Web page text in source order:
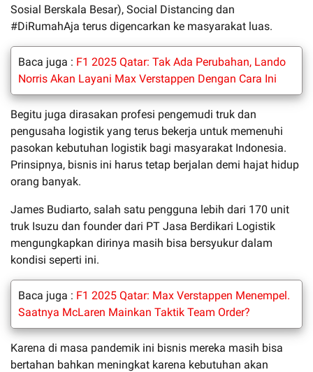
Sosial Berskala Besar), Social Distancing dan
#DiRumahAja terus digencarkan ke masyarakat luas.
Baca juga : F1 2025 Qatar: Tak Ada Perubahan, Lando
Norris Akan Layani Max Verstappen Dengan Cara Ini
Begitu juga dirasakan profesi pengemudi truk dan
pengusaha logistik yang terus bekerja untuk memenuhi
pasokan kebutuhan logistik bagi masyarakat Indonesia.
Prinsipnya, bisnis ini harus tetap berjalan demi hajat hidup
orang banyak.
James Budiarto, salah satu pengguna lebih dari 170 unit
truk Isuzu dan founder dari PT Jasa Berdikari Logistik
mengungkapkan dirinya masih bisa bersyukur dalam
kondisi seperti ini.
Baca juga : F1 2025 Qatar: Max Verstappen Menempel.
Saatnya McLaren Mainkan Taktik Team Order?
Karena di masa pandemik ini bisnis mereka masih bisa
bertahan bahkan meningkat karena kebutuhan akan